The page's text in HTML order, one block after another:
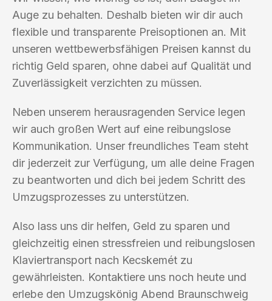
Auge zu behalten. Deshalb bieten wir dir auch
flexible und transparente Preisoptionen an. Mit
unseren wettbewerbsfähigen Preisen kannst du
richtig Geld sparen, ohne dabei auf Qualität und
Zuverlässigkeit verzichten zu müssen.
Neben unserem herausragenden Service legen
wir auch großen Wert auf eine reibungslose
Kommunikation. Unser freundliches Team steht
dir jederzeit zur Verfügung, um alle deine Fragen
zu beantworten und dich bei jedem Schritt des
Umzugsprozesses zu unterstützen.
Also lass uns dir helfen, Geld zu sparen und
gleichzeitig einen stressfreien und reibungslosen
Klaviertransport nach Kecskemét zu
gewährleisten. Kontaktiere uns noch heute und
erlebe den Umzugskönig Abend Braunschweig